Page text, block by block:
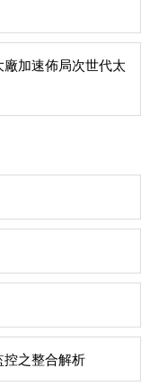
廠加速佈局次世代太
之整合解析